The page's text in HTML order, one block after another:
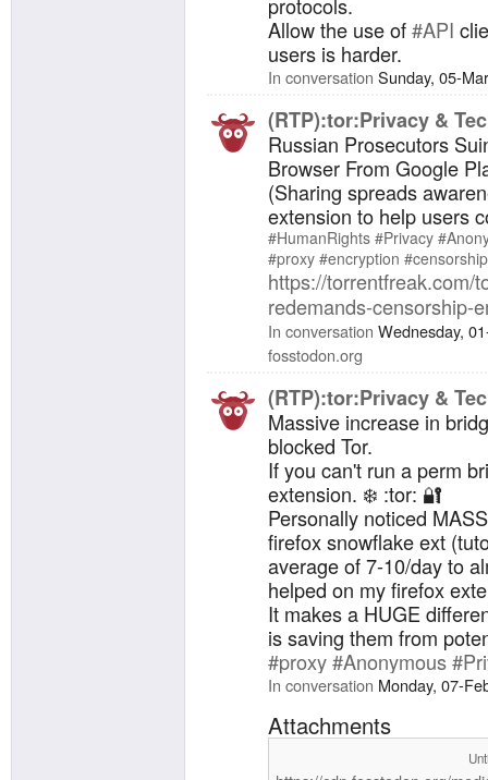
Allow the use of#API
users is harder.
In conversation Sunday, 05-
(RTP):tor:Privacy &
Russian Prosecutors
Browser From Google
(Sharing spreads
extension to help users
#HumanRights #Privacy
#proxy #encryption #censorship
https://torrentfreak.com/
redemands-censorship-
In conversation Wednesday,
fosstodon.org
(RTP):tor:Privacy &
Massive increase in
blocked Tor.
If you can't run a perm
extension. ❄️ :tor: 🔐
Personally noticed
firefox snowflake ext
average of 7-10/day to
helped on my firefox
It makes a HUGE
is saving them from
#proxy#Anonymous
In conversation Monday, 07-
Attachments